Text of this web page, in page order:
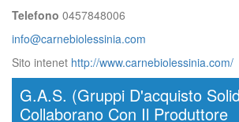
Telefono 0457848006
info@carnebiolessinia.com
Sito intenet http://www.carnebiolessinia.com/
G.A.S. (Gruppi D'acquisto
Collaborano Con Il Produttore